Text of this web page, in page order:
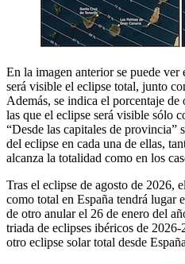
En la imagen anterior se puede
será visible el eclipse total, junto
Además, se indica el porcentaje de
las que el eclipse será visible sólo
“Desde las capitales de provincia”
del eclipse en cada una de ellas,
alcanza la totalidad como en los
Tras el eclipse de agosto de 2026,
como total en España tendrá lugar
de otro anular el 26 de enero del
triada de eclipses ibéricos de
otro eclipse solar total desde